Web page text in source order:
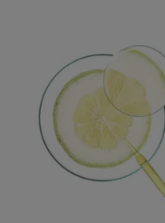
Avantage de la
Mousse légère et
Senteur du contenu
Parfum revigorant